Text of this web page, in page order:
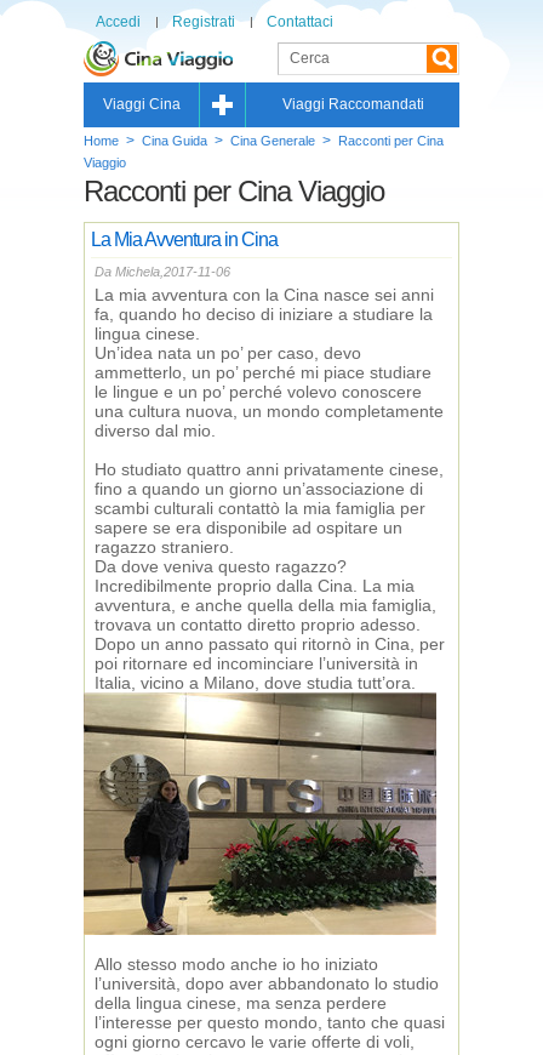
Accedi Registrati Contattaci
Viaggi Cina Viaggi Raccomandati
Home > Cina Guida > Cina Generale > Racconti per Cina
Viaggio
Racconti per Cina Viaggio
La Mia Avventura in Cina
Da Michela,2017-11-06
La mia avventura con la Cina nasce sei anni
fa, quando ho deciso di iniziare a studiare la
lingua cinese.
Un’idea nata un po’ per caso, devo
ammetterlo, un po’ perché mi piace studiare
le lingue e un po’ perché volevo conoscere
una cultura nuova, un mondo completamente
diverso dal mio.
Ho studiato quattro anni privatamente cinese,
fino a quando un giorno un’associazione di
scambi culturali contattò la mia famiglia per
sapere se era disponibile ad ospitare un
ragazzo straniero.
Da dove veniva questo ragazzo?
Incredibilmente proprio dalla Cina. La mia
avventura, e anche quella della mia famiglia,
trovava un contatto diretto proprio adesso.
Dopo un anno passato qui ritornò in Cina, per
poi ritornare ed incominciare l’università in
Italia, vicino a Milano, dove studia tutt’ora.
Allo stesso modo anche io ho iniziato
l’università, dopo aver abbandonato lo studio
della lingua cinese, ma senza perdere
l’interesse per questo mondo, tanto che quasi
ogni giorno cercavo le varie offerte di voli,